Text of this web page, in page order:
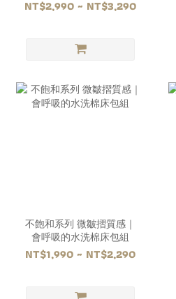
NT$2,990 ~ NT$3,290
不飽和系列 微皺摺質感｜
會呼吸的水洗棉床包組
NT$1,990 ~ NT$2,290